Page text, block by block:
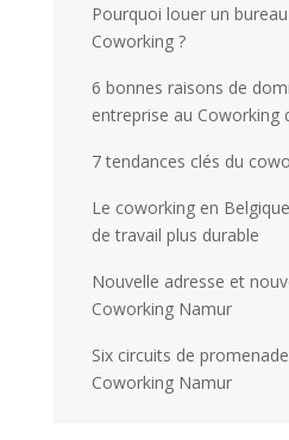
Pourquoi louer un
Coworking ?
6 bonnes raisons de
entreprise au Coworking
7 tendances clés du
Le coworking en
de travail plus durable
Nouvelle adresse et
Coworking Namur
Six circuits de
Coworking Namur